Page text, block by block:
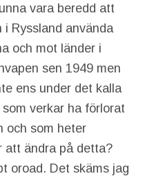
vara beredd att
Ryssland använda
och mot länder i
sen 1949 men
ens under det kalla
verkar ha förlorat
och som heter
att ändra på detta?
oroad. Det skäms jag